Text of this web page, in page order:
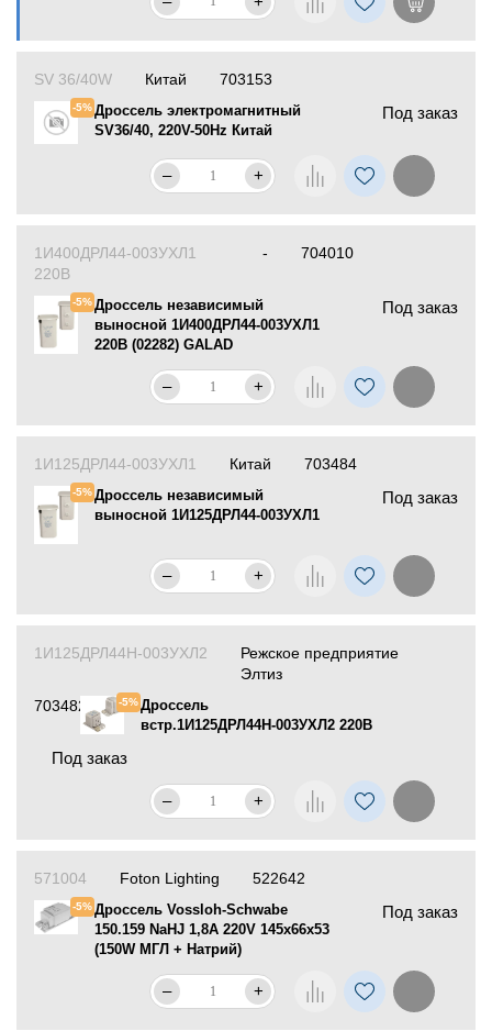
703153
SV 36/40W
-5%Дроссель электромагнитный
SV36/40, 220V-50Hz Китай
Под заказ
Китай
– +
704010
1И400ДРЛ44-003УХЛ1
220В
-5%Дроссель независимый
выносной 1И400ДРЛ44-003УХЛ1
220В (02282) GALAD
Под заказ
-
– +
703484
1И125ДРЛ44-003УХЛ1
-5%Дроссель независимый
выносной 1И125ДРЛ44-003УХЛ1
Под заказ
Китай
– +
703482
1И125ДРЛ44Н-003УХЛ2
-5%Дроссель
встр.1И125ДРЛ44Н-003УХЛ2 220В
Под заказ
Режское предприятие
Элтиз
– +
522642
571004
-5%Дроссель Vossloh-Schwabe
150.159 NaHJ 1,8A 220V 145x66x53
(150W МГЛ + Натрий)
Под заказ
Foton Lighting
– +